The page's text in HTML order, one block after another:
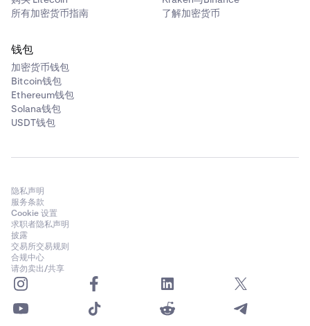
所有加密货币指南
了解加密货币
钱包
加密货币钱包
Bitcoin钱包
Ethereum钱包
Solana钱包
USDT钱包
隐私声明
服务条款
Cookie 设置
求职者隐私声明
披露
交易所交易规则
合规中心
请勿卖出/共享